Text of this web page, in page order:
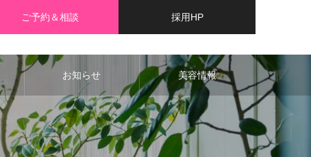
ご予約＆相談 採用HP
お知らせ 美容情報